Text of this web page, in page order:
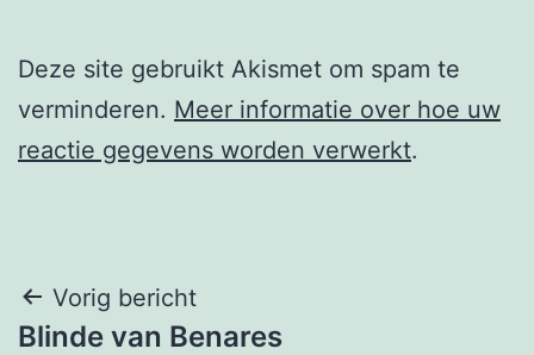
Deze site gebruikt Akismet om spam te
verminderen. Meer informatie over hoe uw
reactie gegevens worden verwerkt.
Berichtnavigatie
Vorig bericht
Blinde van Benares